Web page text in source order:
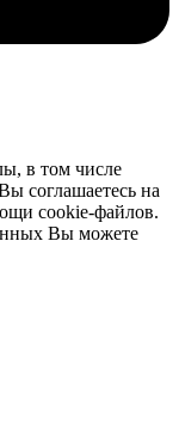
в том числе
соглашаетесь на
cookie-файлов.
Вы можете